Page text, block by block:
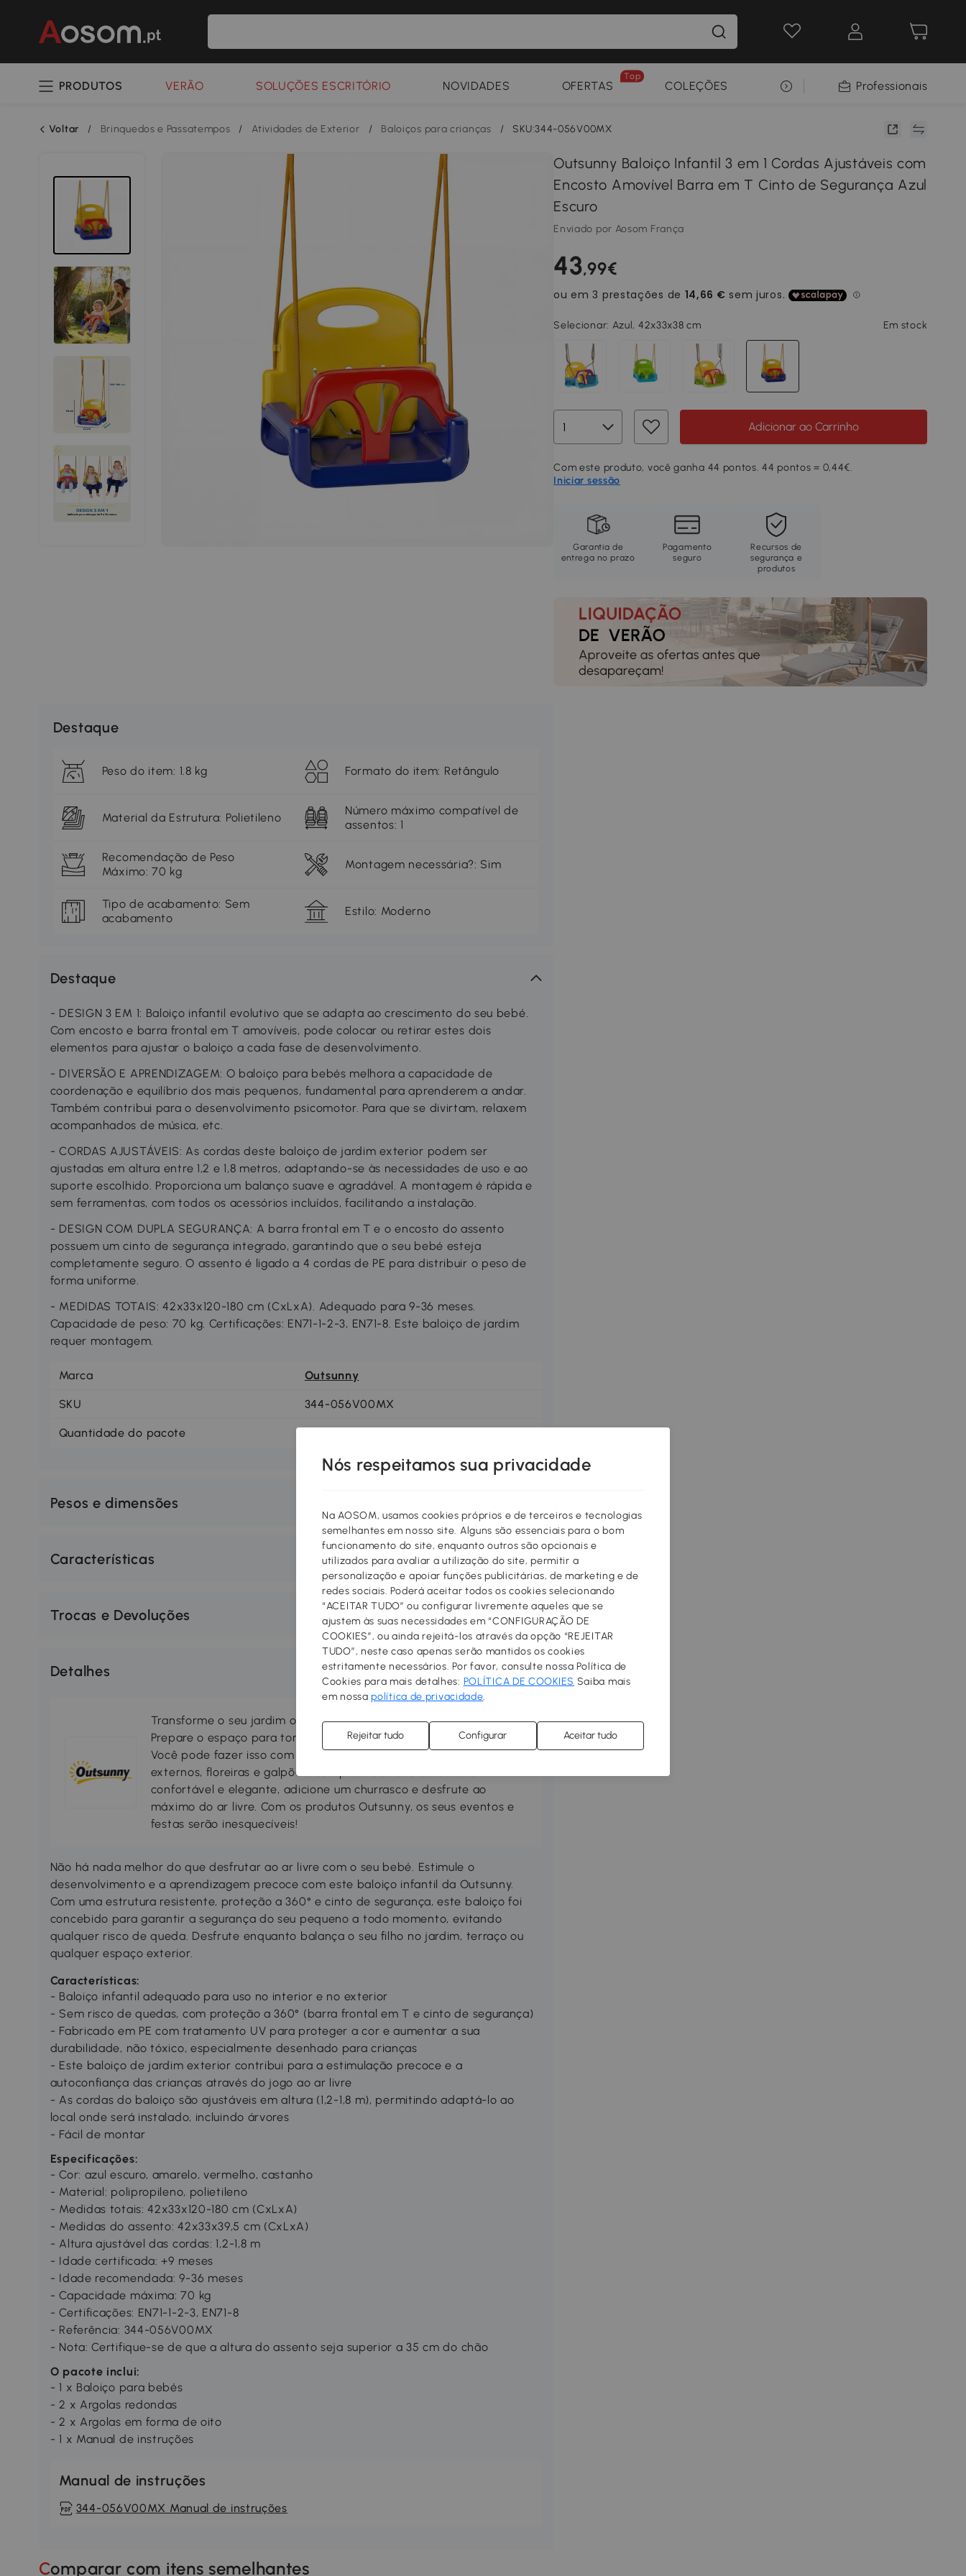
PRODUTOS VERÃO SOLUÇÕES ESCRITÓRIO NOVIDADES OFERTAS
Top
COLEÇÕES SELEÇÃO PREMIUMProfessionais
Voltar / Brinquedos e Passatempos / Atividades de Exterior / Baloiços para crianças / SKU:344-056V00MX
Outsunny Baloiço Infantil 3 em 1 Cordas Ajustáveis com
Encosto Amovível Barra em T Cinto de Segurança Azul
Escuro
Enviado por Aosom França
43,99€
Selecionar: Azul, 42x33x38 cm Em stock
Adicionar ao Carrinho
Com este produto, você ganha 44 pontos. 44 pontos = 0,44€.
Iniciar sessão
Garantia de
entrega no prazo
Pagamento
seguro
Recursos de
segurança e
produtos
Destaque
Peso do item: 1.8 kg Formato do item: Retângulo
Material da Estrutura: Polietileno
Número máximo compatível de
assentos: 1
Recomendação de Peso
Máximo: 70 kg
Montagem necessária?: Sim
Tipo de acabamento: Sem
acabamento
Estilo: Moderno
Destaque
- DESIGN 3 EM 1: Baloiço infantil evolutivo que se adapta ao crescimento do seu bebé.
Com encosto e barra frontal em T amovíveis, pode colocar ou retirar estes dois
elementos para ajustar o baloiço a cada fase de desenvolvimento.
- DIVERSÃO E APRENDIZAGEM: O baloiço para bebés melhora a capacidade de
coordenação e equilíbrio dos mais pequenos, fundamental para aprenderem a andar.
Também contribui para o desenvolvimento psicomotor. Para que se divirtam, relaxem
acompanhados de música, etc.
- CORDAS AJUSTÁVEIS: As cordas deste baloiço de jardim exterior podem ser
ajustadas em altura entre 1,2 e 1,8 metros, adaptando-se às necessidades de uso e ao
suporte escolhido. Proporciona um balanço suave e agradável. A montagem é rápida e
sem ferramentas, com todos os acessórios incluídos, facilitando a instalação.
- DESIGN COM DUPLA SEGURANÇA: A barra frontal em T e o encosto do assento
possuem um cinto de segurança integrado, garantindo que o seu bebé esteja
completamente seguro. O assento é ligado a 4 cordas de PE para distribuir o peso de
forma uniforme.
- MEDIDAS TOTAIS: 42x33x120-180 cm (CxLxA). Adequado para 9-36 meses.
Capacidade de peso: 70 kg. Certificações: EN71-1-2-3, EN71-8. Este baloiço de jardim
requer montagem.
Marca Outsunny
SKU 344-056V00MX
Quantidade do pacote
Pesos e dimensões
Características
Trocas e Devoluções
Detalhes
Transforme o seu jardim ou terraço no seu espaço preferido.
Prepare o espaço para torná-lo confortável, prático e acolhedor.
Você pode fazer isso com pérgulas, toldos, guarda-sóis, pisos
externos, floreiras e galpões. Compre mobiliário de exterior
confortável e elegante, adicione um churrasco e desfrute ao
máximo do ar livre. Com os produtos Outsunny, os seus eventos e
festas serão inesquecíveis!
Não há nada melhor do que desfrutar ao ar livre com o seu bebé. Estimule o
desenvolvimento e a aprendizagem precoce com este baloiço infantil da Outsunny.
Com uma estrutura resistente, proteção a 360° e cinto de segurança, este baloiço foi
concebido para garantir a segurança do seu pequeno a todo momento, evitando
qualquer risco de queda. Desfrute enquanto balança o seu filho no jardim, terraço ou
qualquer espaço exterior.
Características:
- Baloiço infantil adequado para uso no interior e no exterior
- Sem risco de quedas, com proteção a 360° (barra frontal em T e cinto de segurança)
- Fabricado em PE com tratamento UV para proteger a cor e aumentar a sua
durabilidade, não tóxico, especialmente desenhado para crianças
- Este baloiço de jardim exterior contribui para a estimulação precoce e a
autoconfiança das crianças através do jogo ao ar livre
- As cordas do baloiço são ajustáveis em altura (1,2-1,8 m), permitindo adaptá-lo ao
local onde será instalado, incluindo árvores
- Fácil de montar
Especificações:
- Cor: azul escuro, amarelo, vermelho, castanho
- Material: polipropileno, polietileno
- Medidas totais: 42x33x120-180 cm (CxLxA)
- Medidas do assento: 42x33x39,5 cm (CxLxA)
- Altura ajustável das cordas: 1,2-1,8 m
- Idade certificada: +9 meses
- Idade recomendada: 9-36 meses
- Capacidade máxima: 70 kg
- Certificações: EN71-1-2-3, EN71-8
- Referência: 344-056V00MX
- Nota: Certifique-se de que a altura do assento seja superior a 35 cm do chão
O pacote inclui:
- 1 x Baloiço para bebés
- 2 x Argolas redondas
- 2 x Argolas em forma de oito
- 1 x Manual de instruções
Manual de instruções
344-056V00MX Manual de instruções
Comparar com itens semelhantes
Nós respeitamos sua privacidade
Na AOSOM, usamos cookies próprios e de terceiros e tecnologias
semelhantes em nosso site. Alguns são essenciais para o bom
funcionamento do site, enquanto outros são opcionais e
utilizados para avaliar a utilização do site, permitir a
personalização e apoiar funções publicitárias, de marketing e de
redes sociais. Poderá aceitar todos os cookies selecionando
“ACEITAR TUDO” ou configurar livremente aqueles que se
ajustem às suas necessidades em “CONFIGURAÇÃO DE
COOKIES”, ou ainda rejeitá-los através da opção “REJEITAR
TUDO”, neste caso apenas serão mantidos os cookies
estritamente necessários. Por favor, consulte nossa Política de
Cookies para mais detalhes: POLÍTICA DE COOKIES Saiba mais
em nossapolítica de privacidade.
Rejeitar tudo Configurar Aceitar tudo